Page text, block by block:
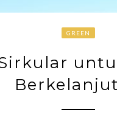
GREEN